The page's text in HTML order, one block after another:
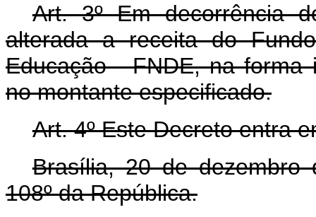
Art. 3º Em decorrência
alterada a receita do
Educação - FNDE, na forma
no montante especificado.
Art. 4º Este Decreto entra
Brasília, 20 de dezembro
108º da República.